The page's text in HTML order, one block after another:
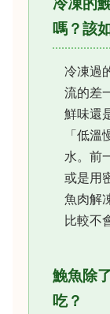
嗎？該
冷凍過
流的差
鮮味還
「低
水。前
或是用
魚肉解
比較不
鮸魚除
吃？